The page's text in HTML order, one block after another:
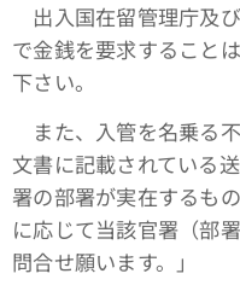
出入国在留管理庁及
で金銭を要求すること
下さい。
また、入管を名乗る
文書に記載されている
署の部署が実在するも
に応じて当該官署（部
問合せ願います。」